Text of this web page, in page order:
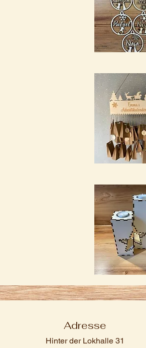
Adresse
Hinter der Lokhalle 31